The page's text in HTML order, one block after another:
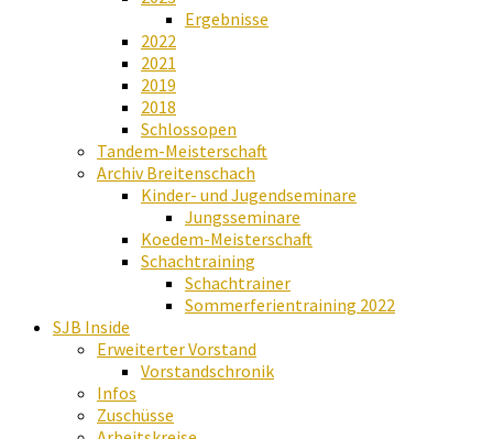
Ergebnisse
2022
2021
2019
2018
Schlossopen
Tandem-Meisterschaft
Archiv Breitenschach
Kinder- und Jugendseminare
Jungsseminare
Koedem-Meisterschaft
Schachtraining
Schachtrainer
Sommerferientraining 2022
SJB Inside
Erweiterter Vorstand
Vorstandschronik
Infos
Zuschüsse